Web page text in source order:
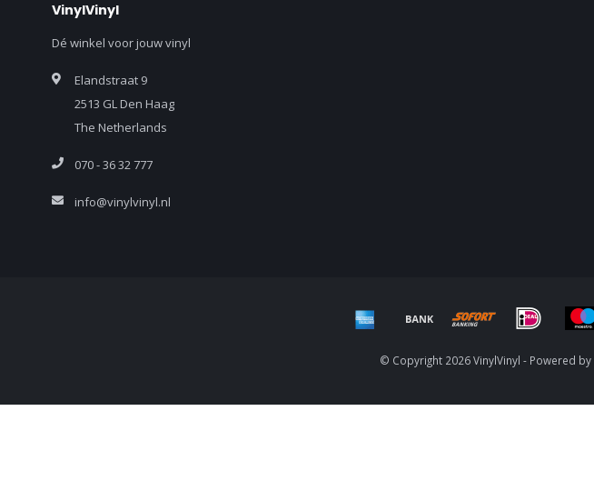
VinylVinyl
Dé winkel voor jouw vinyl
Elandstraat 9
2513 GL Den Haag
The Netherlands
070 - 36 32 777
info@vinylvinyl.nl
© Copyright 2026 VinylVinyl - Powered by